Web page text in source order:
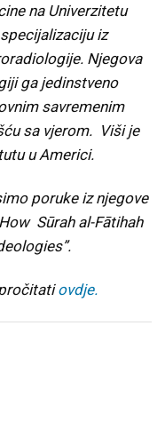
na Univerzitetu
iz
Njegova
ga jedinstveno
savremenim
sa vjerom. Viši je
u Americi.
poruke iz njegove
Sūrah al-Fātihah
ovdje.